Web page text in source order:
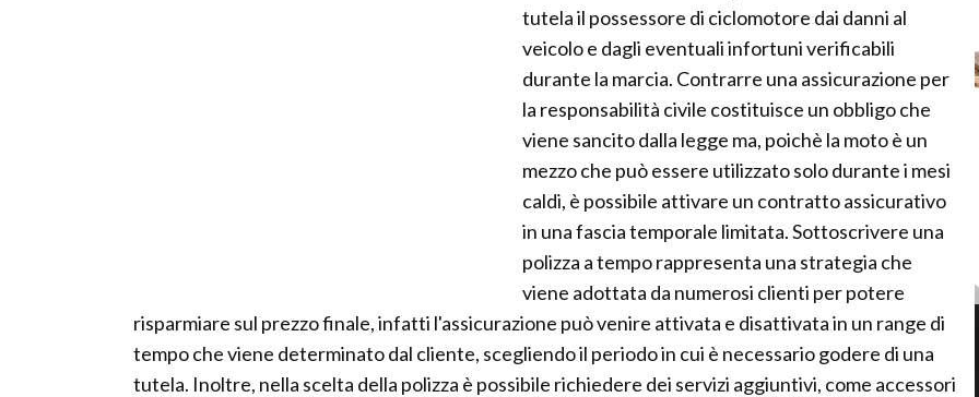
tutela il possessore di ciclomotore dai danni al
veicolo e dagli eventuali infortuni verificabili
durante la marcia. Contrarre una assicurazione per
la responsabilità civile costituisce un obbligo che
viene sancito dalla legge ma, poichè la moto è un
mezzo che può essere utilizzato solo durante i mesi
caldi, è possibile attivare un contratto assicurativo
in una fascia temporale limitata. Sottoscrivere una
polizza a tempo rappresenta una strategia che
viene adottata da numerosi clienti per potere
risparmiare sul prezzo finale, infatti l'assicurazione può venire attivata e disattivata in un range di
tempo che viene determinato dal cliente, scegliendo il periodo in cui è necessario godere di una
tutela. Inoltre, nella scelta della polizza è possibile richiedere dei servizi aggiuntivi, come accessori